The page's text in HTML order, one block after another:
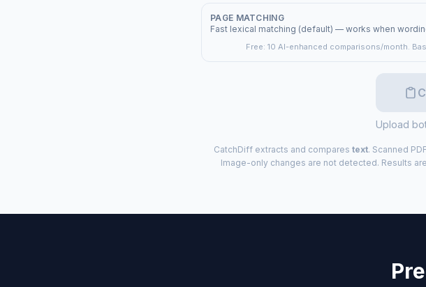
PAGE MATCHING
Fast lexical matching (default) — works when
Free: 10 AI-enhanced comparisons/month.
Upload
CatchDiff extracts and compares text. Scanned
Image-only changes are not detected. Results